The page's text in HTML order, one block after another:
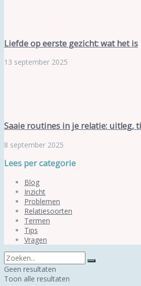
Liefde op eerste gezicht: wat het is
13 september 2025
Saaie routines in je relatie: uitleg,
8 september 2025
Lees per categorie
Blog
Inzicht
Problemen
Relatiesoorten
Termen
Tips
Vragen
Geen resultaten
Toon alle resultaten